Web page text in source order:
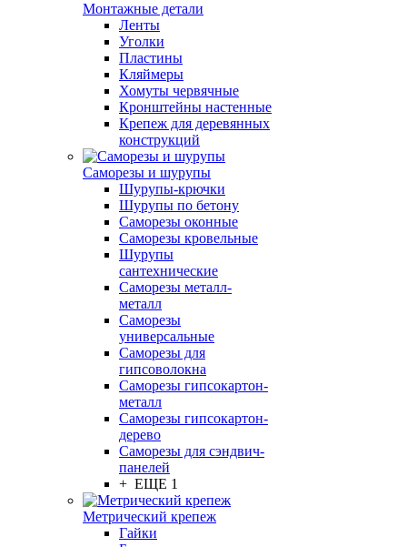
Монтажные детали
Ленты
Уголки
Пластины
Кляймеры
Хомуты червячные
Кронштейны настенные
Крепеж для деревянных
конструкций
Саморезы и шурупы
Шурупы-крючки
Шурупы по бетону
Саморезы оконные
Саморезы кровельные
Шурупы
сантехнические
Саморезы металл-
металл
Саморезы
универсальные
Саморезы для
гипсоволокна
Саморезы гипсокартон-
металл
Саморезы гипсокартон-
дерево
Саморезы для сэндвич-
панелей
+ ЕЩЕ 1
Метрический крепеж
Гайки